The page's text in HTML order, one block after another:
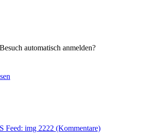
automatisch anmelden?